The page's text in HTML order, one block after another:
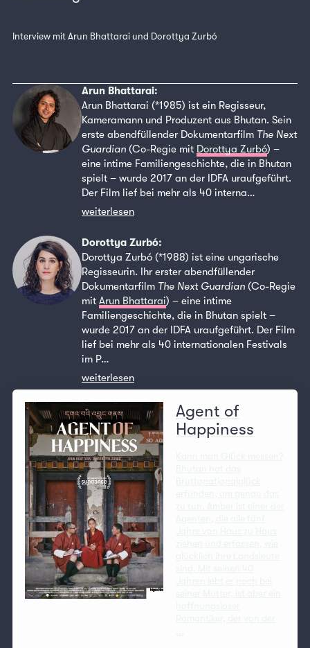
Interview mit Arun Bhattarai und Dorottya Zurbó
Arun Bhattarai:
Arun Bhattarai (*1985) ist ein Regisseur,
Kameramann und Produzent aus Bhutan. Sein
erste abendfüllender Dokumentarfilm The Next
Guardian (Co-Regie mit Dorottya Zurbó) –
eine intime Familiengeschichte, die in Bhutan
spielt – wurde 2017 an der IDFA uraufgeführt.
Der Film lief bei mehr als 40 interna…
weiterlesen
Dorottya Zurbó:
Dorottya Zurbó (*1988) ist eine ungarische
Regisseurin. Ihr erster abendfüllender
Dokumentarfilm The Next Guardian (Co-Regie
mit Arun Bhattarai) – eine intime
Familiengeschichte, die in Bhutan spielt –
wurde 2017 an der IDFA uraufgeführt. Der Film
lief bei mehr als 40 internationalen Festivals
im P…
weiterlesen
Agent of
Happiness